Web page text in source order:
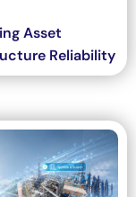
Asset
Reliability